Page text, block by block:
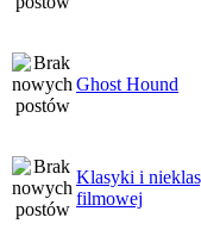
Ghost Hound
Klasyki i
filmowej